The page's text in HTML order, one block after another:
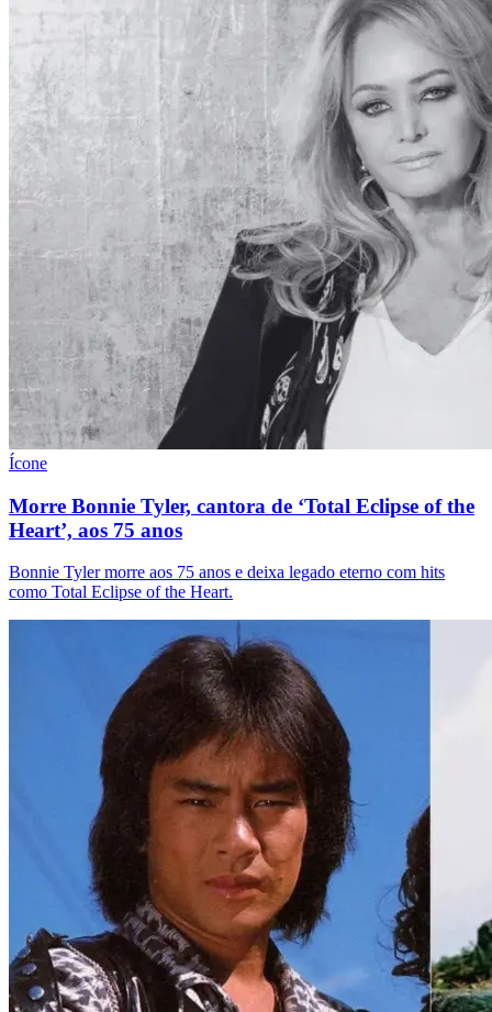
Ícone
Morre Bonnie Tyler, cantora de ‘Total Eclipse of the
Heart’, aos 75 anos
Bonnie Tyler morre aos 75 anos e deixa legado eterno com hits
como Total Eclipse of the Heart.